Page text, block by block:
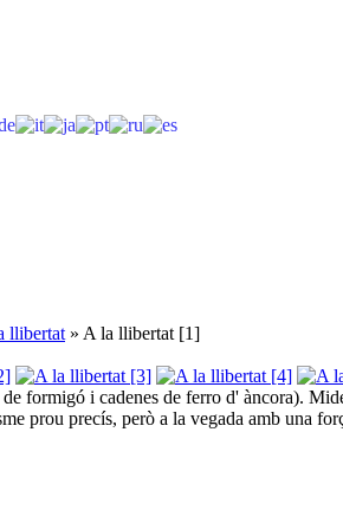
llibertat » A la llibertat [1]
formigó i cadenes de ferro d' àncora).
prou precís, però a la vegada amb una